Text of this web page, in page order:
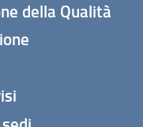
della Qualità